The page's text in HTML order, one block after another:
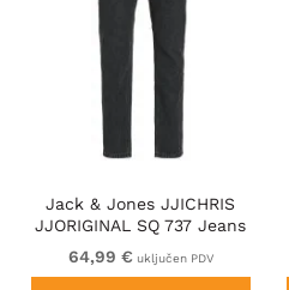
Jack & Jones JJICHRIS
JJORIGINAL SQ 737 Jeans
Black Denim
64,99 € uključen PDV